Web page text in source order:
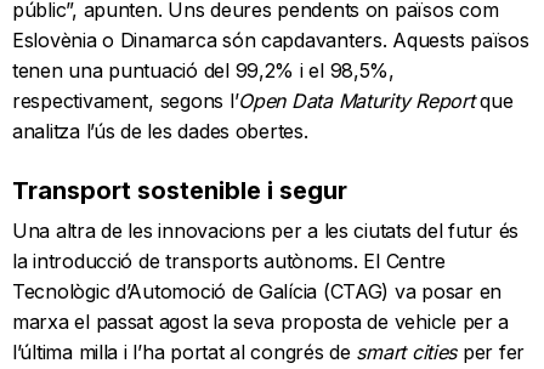
públic”, apunten. Uns deures pendents on països com
Eslovènia o Dinamarca són capdavanters. Aquests països
tenen una puntuació del 99,2% i el 98,5%,
respectivament, segons l’Open Data Maturity Reportque
analitza l’ús de les dades obertes.
Transport sostenible i segur
Una altra de les innovacions per a les ciutats del futur és
la introducció de transports autònoms. El Centre
Tecnològic d’Automoció de Galícia (CTAG) va posar en
marxa el passat agost la seva proposta de vehicle per a
l’última milla i l’ha portat al congrés de smart citiesper fer